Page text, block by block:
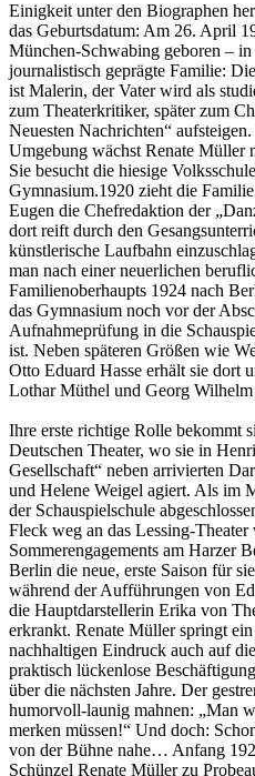
Einigkeit unter den Biographen
das Geburtsdatum: Am 26. April
München-Schwabing geboren –
journalistisch geprägte Familie:
ist Malerin, der Vater wird als
zum Theaterkritiker, später zum
Neuesten Nachrichten“
Umgebung wächst Renate Müller
Sie besucht die hiesige
Gymnasium.1920 zieht die
Eugen die Chefredaktion der
dort reift durch den
künstlerische Laufbahn
man nach einer neuerlichen
Familienoberhaupts 1924 nach
das Gymnasium noch vor der
Aufnahmeprüfung in die
ist. Neben späteren Größen wie
Otto Eduard Hasse erhält sie dort
Lothar Müthel und Georg Wilhelm
Ihre erste richtige Rolle bekommt
Deutschen Theater, wo sie in
Gesellschaft“ neben arrivierten
und Helene Weigel agiert. Als im
der Schauspielschule
Fleck weg an das Lessing-
Sommerengagements am Harzer
Berlin die neue, erste Saison für
während der Aufführungen von
die Hauptdarstellerin Erika von
erkrankt. Renate Müller springt
nachhaltigen Eindruck auch auf
praktisch lückenlose
über die nächsten Jahre. Der
humorvoll-launig mahnen: „Man
merken müssen!“ Und doch:
von der Bühne nahe… Anfang
Schünzel Renate Müller zu